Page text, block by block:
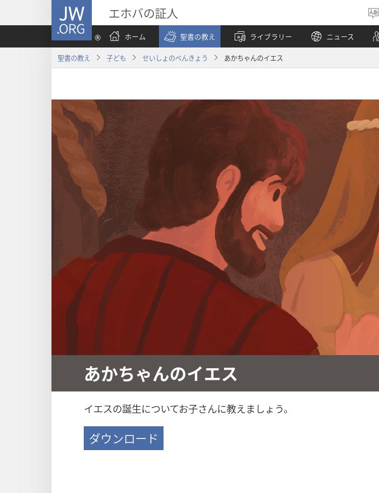
JW.ORG エホバの証人
ホーム
聖書の教え ライブラリー ニュース
聖書の教え 子ども せいしょのべんきょう あかちゃんのイエス
あかちゃんのイエス
イエスの誕生についてお子さんに教えましょう。
ダウンロード